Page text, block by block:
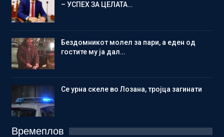
– УСПЕХ ЗА ЦЕЛАТА…
Бездомникот молел за пари, а еден од
гостите му ја дал…
Се урна скеле во Лозана, тројца загинати
Времеплов